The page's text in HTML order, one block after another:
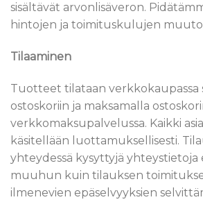
sisältävät arvonlisäveron.
hintojen ja toimituskulujen
Tilaaminen
Tuotteet tilataan verkkokaupassa
ostoskoriin ja maksamalla
verkkomaksupalvelussa. Kaikki
käsitellään luottamuksellisesti.
yhteydessä kysyttyjä yhteystietoja
muuhun kuin tilauksen
ilmenevien epäselvyyksien